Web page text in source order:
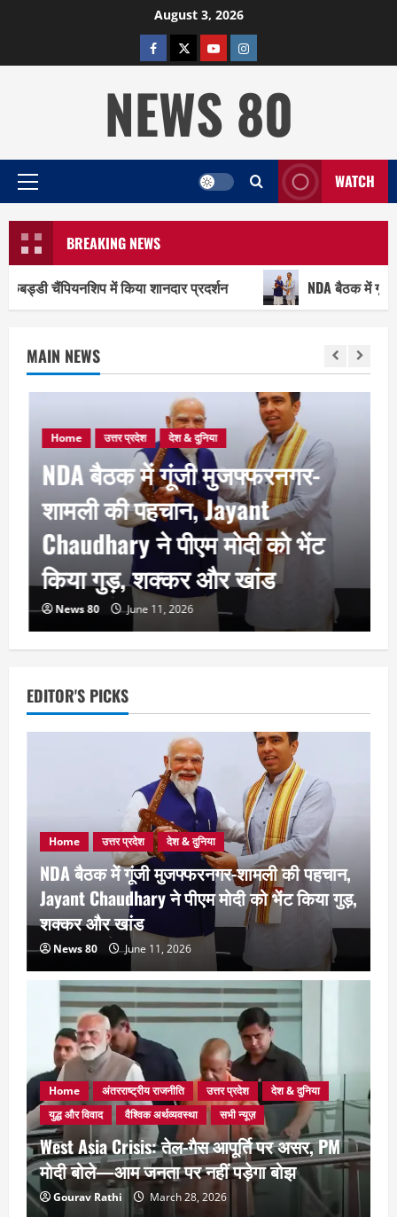
August 3, 2026
facebooktwitterYOUTUBE
instagram
NEWS 80
Primary
WATCH
BREAKING NEWS
में किया शानदार प्रदर्शन NDA बैठक में गूंजी मुजफ्फरनगर-
MAIN NEWS
Home उत्तर प्रदेश देश & दुनिया
NDA बैठक में गूंजी मुजफ्फरनगर-
शामली की पहचान, Jayant
Chaudhary ने पीएम मोदी को भेंट
किया गुड़, शक्कर और खांड
News 80 June 11, 2026
EDITOR'S PICKS
Home उत्तर प्रदेश देश & दुनिया
NDA बैठक में गूंजी मुजफ्फरनगर-शामली की पहचान,
Jayant Chaudhary ने पीएम मोदी को भेंट किया गुड़,
शक्कर और खांड
News 80 June 11, 2026
Home अंतरराष्ट्रीय राजनीति उत्तर प्रदेश
देश & दुनिया
युद्ध और विवाद
वैश्विक अर्थव्यवस्था सभी न्यूज़
West Asia Crisis: तेल-गैस आपूर्ति पर असर, PM
मोदी बोले—आम जनता पर नहीं पड़ेगा बोझ
Gourav Rathi March 28, 2026